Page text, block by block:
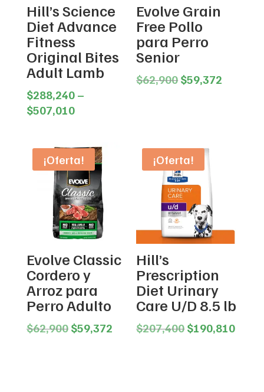
Hill’s Science
Diet Advance
Fitness
Original Bites
Adult Lamb
$288,240 –
$507,010Price
through
$507,010
Evolve Grain
Free Pollo
para Perro
Senior
$62,900 Original
$59,372
¡Oferta!
Evolve Classic
Cordero y
Arroz para
Perro Adulto
$62,900 Original
$59,372Current
¡Oferta!
Hill’s
Prescription
Diet Urinary
Care U/D 8.5 lb
$207,400 Original
$190,810